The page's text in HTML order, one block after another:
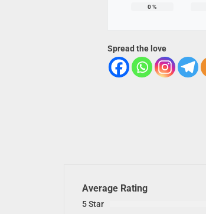
0%
Spread the love
Average Rating
5 Star